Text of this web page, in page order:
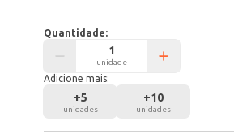
Quantidade:
unidade
Adicione mais:
+5
unidades
+10
unidades